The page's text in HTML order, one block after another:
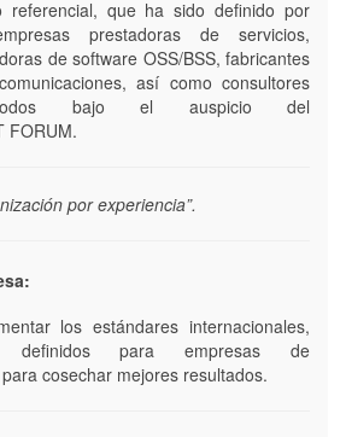
referencial, que ha sido definido por
prestadoras de servicios,
de software OSS/BSS, fabricantes
así como consultores
todos bajo el auspicio del
FORUM.
por experiencia”.
los estándares internacionales,
para empresas de
cosechar mejores resultados.